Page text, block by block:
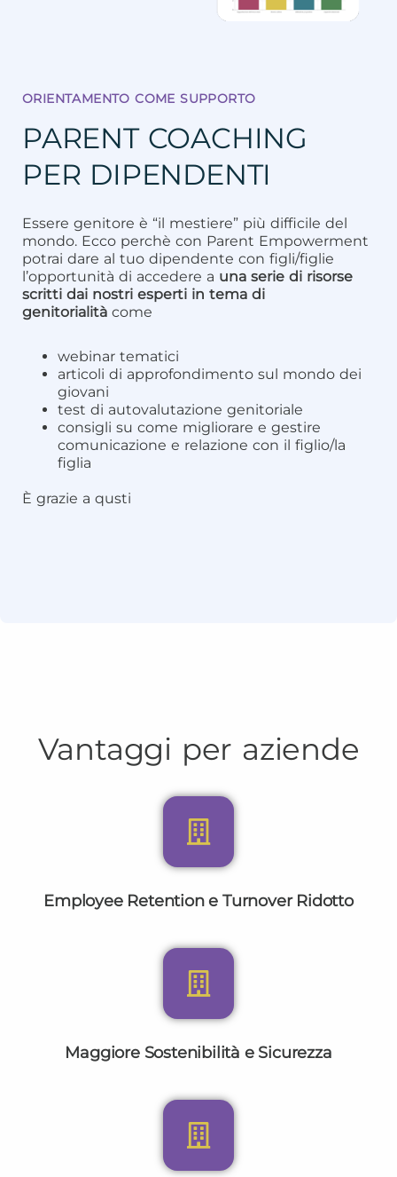
ORIENTAMENTO COME SUPPORTO
PARENT COACHING
PER DIPENDENTI
Essere genitore è “il mestiere” più difficile del
mondo. Ecco perchè con Parent Empowerment
potrai dare al tuo dipendente con figli/figlie
l’opportunità di accedere a una serie di risorse
scritti dai nostri esperti in tema di
genitorialità come
webinar tematici
articoli di approfondimento sul mondo dei
giovani
test di autovalutazione genitoriale
consigli su come migliorare e gestire
comunicazione e relazione con il figlio/la
figlia
È grazie a qusti
Vantaggi per aziende
Employee Retention e Turnover Ridotto
Maggiore Sostenibilità e Sicurezza